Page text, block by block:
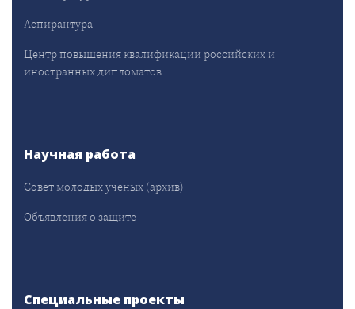
Аспирантура
Центр повышения квалификации российских и
иностранных дипломатов
Научная работа
Совет молодых учёных (архив)
Объявления о защите
Специальные проекты